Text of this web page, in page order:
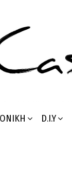
D.I.Y